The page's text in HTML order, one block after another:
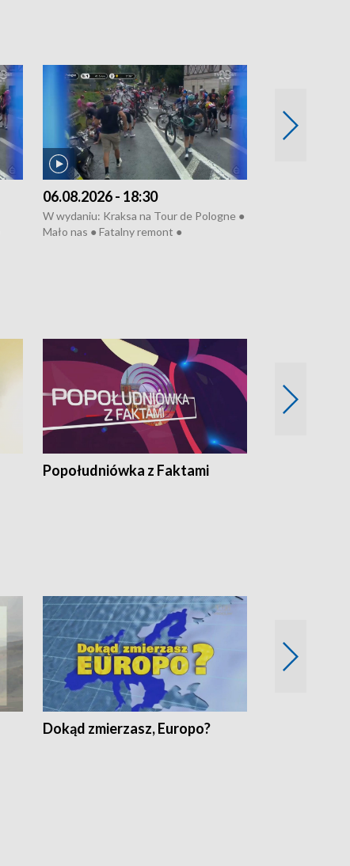
06.08.2026 - 18:30
W wydaniu: Kraksa na Tour de Pologne ●
Mało nas ● Fatalny remont ●
Popołudniówka z Faktami
Dokąd zmierzasz, Europo?